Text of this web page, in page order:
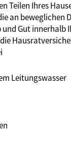
Teilen Ihres
an beweglichen
Gut innerhalb
Leitungswasser